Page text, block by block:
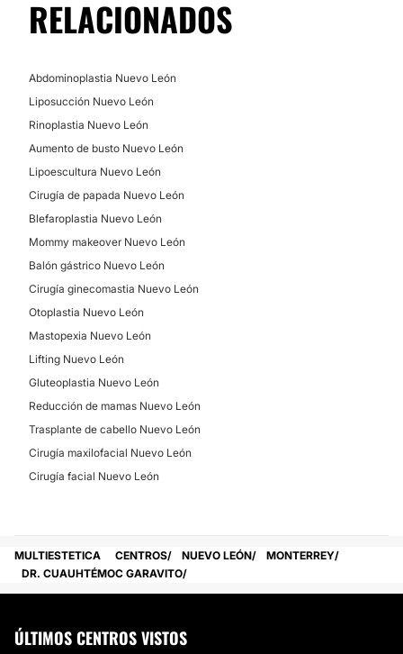
Balón gástrico
RELACIONADOS
Abdominoplastia Nuevo León
Liposucción Nuevo León
Rinoplastia Nuevo León
Aumento de busto Nuevo León
Lipoescultura Nuevo León
Cirugía de papada Nuevo León
Blefaroplastia Nuevo León
Mommy makeover Nuevo León
Balón gástrico Nuevo León
Cirugía ginecomastia Nuevo León
Otoplastia Nuevo León
Mastopexia Nuevo León
Lifting Nuevo León
Gluteoplastia Nuevo León
Reducción de mamas Nuevo León
Trasplante de cabello Nuevo León
Cirugía maxilofacial Nuevo León
Cirugía facial Nuevo León
MULTIESTETICA CENTROS NUEVO LEÓN
MONTERREY
DR. CUAUHTÉMOC GARAVITO
ÚLTIMOS CENTROS VISTOS